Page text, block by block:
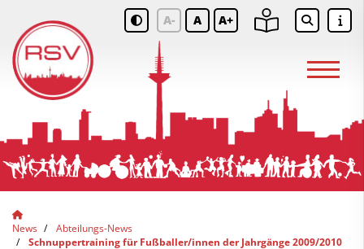
A- A A+
News
Abteilungs-News
Schnuppertraining für Fußballer/innen der Jahrgänge 2009/2010